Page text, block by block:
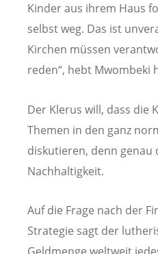
Kinder aus ihrem Haus
selbst weg. Das ist
Kirchen müssen
reden“, hebt Mwombeki
Der Klerus will, dass die
Themen in den ganz
diskutieren, denn
Nachhaltigkeit.
Auf die Frage nach der
Strategie sagt der